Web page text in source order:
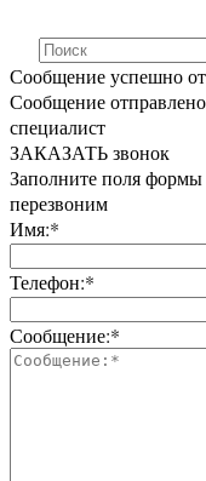
Сообщение успешно
Сообщение
специалист
ЗАКАЗАТЬ звонок
Заполните поля
перезвоним
Имя:*
Телефон:*
Сообщение:*